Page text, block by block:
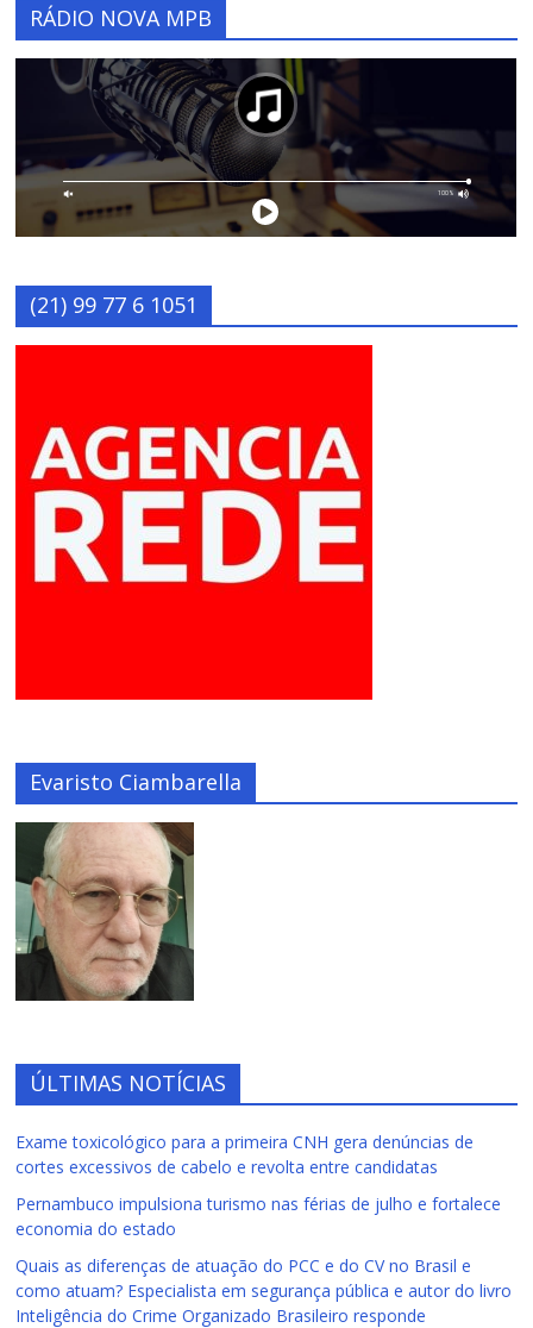
RÁDIO NOVA MPB
(21) 99 77 6 1051
Evaristo Ciambarella
ÚLTIMAS NOTÍCIAS
Exame toxicológico para a primeira CNH gera denúncias de
cortes excessivos de cabelo e revolta entre candidatas
Pernambuco impulsiona turismo nas férias de julho e fortalece
economia do estado
Quais as diferenças de atuação do PCC e do CV no Brasil e
como atuam? Especialista em segurança pública e autor do livro
Inteligência do Crime Organizado Brasileiro responde